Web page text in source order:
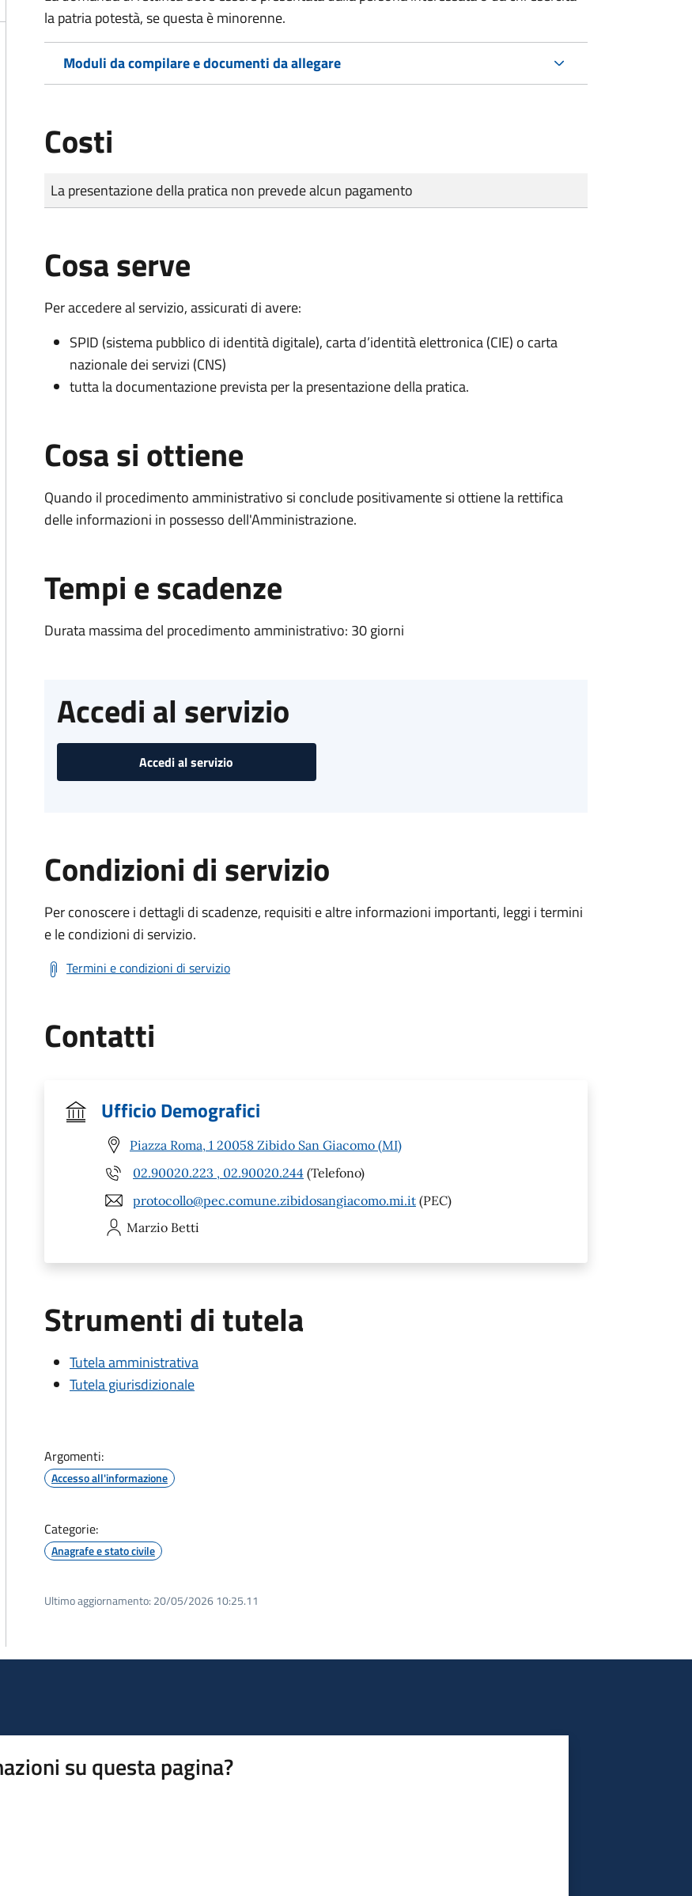
la patria potestà, se questa è minorenne.
Moduli da compilare e documenti da allegare
Costi
Tipo di pagamento
Importo
La presentazione della pratica non prevede alcun pagamento
Cosa serve
Per accedere al servizio, assicurati di avere:
SPID (sistema pubblico di identità digitale), carta d’identità elettronica (CIE) o carta
nazionale dei servizi (CNS)
tutta la documentazione prevista per la presentazione della pratica.
Cosa si ottiene
Quando il procedimento amministrativo si conclude positivamente si ottiene la rettifica
delle informazioni in possesso dell'Amministrazione.
Tempi e scadenze
Durata massima del procedimento amministrativo: 30 giorni
Accedi al servizio
Accedi al servizio
Condizioni di servizio
Per conoscere i dettagli di scadenze, requisiti e altre informazioni importanti, leggi i termini
e le condizioni di servizio.
Termini e condizioni di servizio
Contatti
Ufficio Demografici
Piazza Roma, 1 20058 Zibido San Giacomo (MI)
02.90020.223 , 02.90020.244 (Telefono)
protocollo@pec.comune.zibidosangiacomo.mi.it (PEC)
Marzio Betti
Strumenti di tutela
Tutela amministrativa
Tutela giurisdizionale
Argomenti:
Accesso all'informazione
Categorie:
Anagrafe e stato civile
Ultimo aggiornamento: 20/05/2026 10:25.11
su questa pagina?